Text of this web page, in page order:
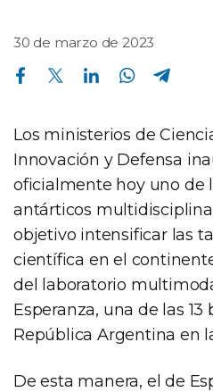
30 de marzo de 2023
Compartir en Facebook Compartir en Twitter Compartir en Linkedin Compartir en Whatsapp
Los ministerios de
Innovación y Defensa
oficialmente hoy uno de
antárticos
objetivo intensificar las
científica en el
del laboratorio
Esperanza, una de las
República Argentina en
De esta manera, el de